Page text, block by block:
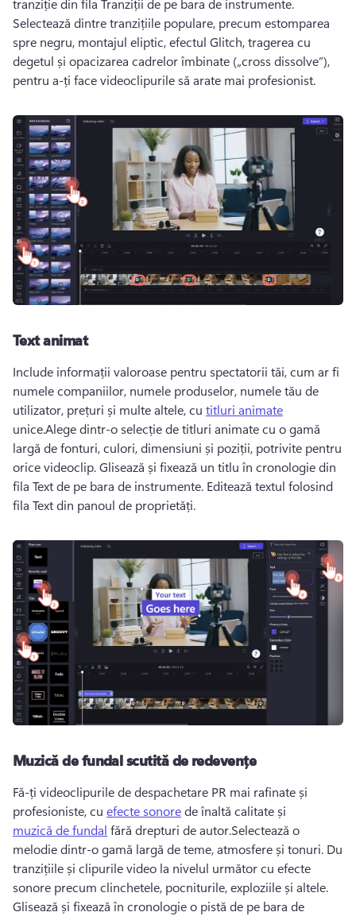
Selectează dintre tranzițiile populare, precum estomparea
spre negru, montajul eliptic, efectul Glitch, tragerea cu
degetul și opacizarea cadrelor îmbinate („cross dissolve”),
pentru a-ți face videoclipurile să arate mai profesionist.
Text animat
Include informații valoroase pentru spectatorii tăi, cum ar fi
numele companiilor, numele produselor, numele tău de
utilizator, prețuri și multe altele, cu titluri animate
unice.Alege dintr-o selecție de titluri animate cu o gamă
largă de fonturi, culori, dimensiuni și poziții, potrivite pentru
orice videoclip. Glisează și fixează un titlu în cronologie din
fila Text de pe bara de instrumente. Editează textul folosind
fila Text din panoul de proprietăți.
Muzică de fundal scutită de redevențe
Fă-ți videoclipurile de despachetare PR mai rafinate și
profesioniste, cu efecte sonore de înaltă calitate și
muzică de fundal fără drepturi de autor.Selectează o
melodie dintr-o gamă largă de teme, atmosfere și tonuri. Du
tranzițiile și clipurile video la nivelul următor cu efecte
Glisează și fixează în cronologie o pistă de pe bara de